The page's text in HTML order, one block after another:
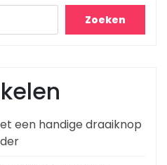
Zoeken
een handige draaiknop